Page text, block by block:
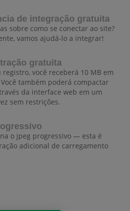
de integração gratuita
sobre como se conectar ao site?
vamos ajudá-lo a integrar!
gratuita
registro, você receberá 10 MB em
também poderá compactar
da interface web em um
sem restrições.
o jpeg progressivo — esta é
adicional de carregamento